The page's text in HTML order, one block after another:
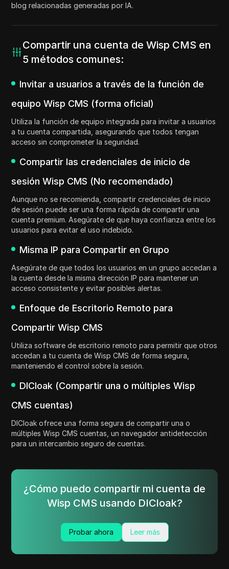
blog relacionadas generadas por IA.
Compartir una cuenta de Wisp CMS en
5 métodos comunes:
Invitar a usuarios a través de la función de
equipo Wisp CMS (forma oficial)
Utiliza la función de equipo integrada para invitar a usuarios
a tu cuenta compartida, asegurando que todos tengan
acceso sin comprometer la seguridad.
Compartir las credenciales de inicio de
sesión Wisp CMS (No recomendado)
Aunque no se recomienda, compartir credenciales de inicio
de sesión puede ser una forma rápida de compartir una
cuenta premium. Asegúrate de que haya confianza entre los
usuarios para evitar el uso indebido.
Misma IP para Compartir en Grupo
Asegúrate de que todos los usuarios en un grupo accedan a
la cuenta desde la misma dirección IP para mantener un
acceso consistente y evitar posibles alertas.
Enfoque de Escritorio Remoto para
Compartir Wisp CMS
Utiliza software de escritorio remoto para permitir que otros
accedan a tu cuenta de Wisp CMS de forma segura,
manteniendo el control sobre la sesión.
DICloak (Compartir una o múltiples Wisp
CMS cuentas)
DICloak ofrece una forma segura de compartir una o
múltiples Wisp CMS cuentas, un navegador antidetección
para un intercambio seguro de cuentas.
¿Cómo puedo compartir mi cuenta de
Wisp CMS usando DICloak?
Probar ahora Leer más